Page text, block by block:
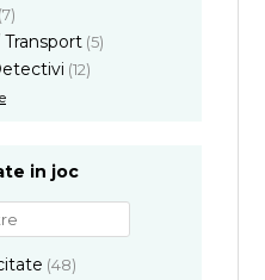
(7)
Transport (5)
(12)
in joc
(48)